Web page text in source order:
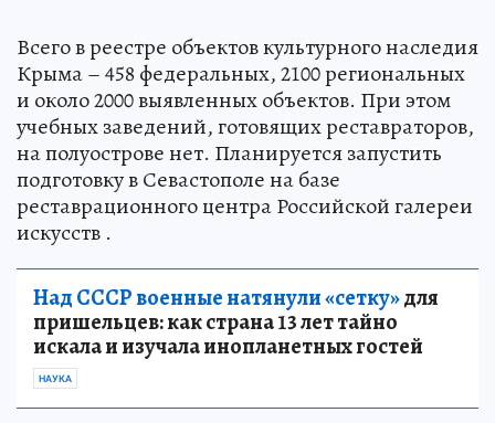
Всего в реестре объектов культурного наследия
Крыма – 458 федеральных, 2100 региональных
и около 2000 выявленных объектов. При этом
учебных заведений, готовящих реставраторов,
на полуострове нет. Планируется запустить
подготовку в Севастополе на базе
реставрационного центра Российской галереи
искусств .
Над СССР военные натянули «сетку»для
пришельцев: как страна 13 лет тайно
искала и изучала инопланетных гостей
НАУКА